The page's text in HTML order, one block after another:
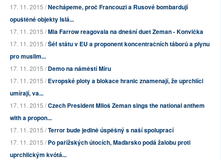
17. 11. 2015 /Nechápeme, proč Francouzi a Rusové bombardují
opuštěné objekty Islá...
17. 11. 2015 /Mia Farrow reagovala na dnešní duet Zeman - Konvička
17. 11. 2015 /Šéf státu v EU a proponent koncentračních táborů a plynu
pro muslim...
17. 11. 2015 /Demo na náměstí Míru
17. 11. 2015 /Evropské ploty a blokace hranic znamenají, že uprchlíci
umírají, va...
17. 11. 2015 /Czech President Miloš Zeman sings the national anthem
with a propon...
17. 11. 2015 /Terror bude jedině úspěšný s naší spoluprací
17. 11. 2015 /Po pařížských útocích, Maďarsko podá žalobu proti
uprchlickým kvótá...